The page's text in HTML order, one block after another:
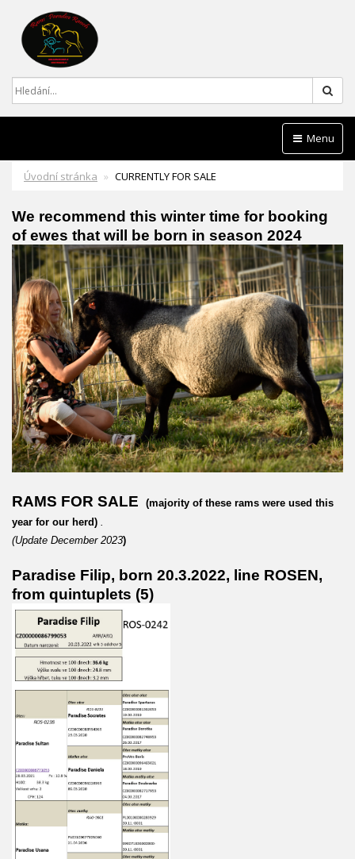
Menu
Úvodní stránka CURRENTLY FOR SALE
We recommend this winter time for booking
of ewes that will be born in season 2024
RAMS FOR SALE (majority of these rams were used this
year for our herd) .
(Update December 2023)
Paradise Filip, born 20.3.2022, line ROSEN,
from quintuplets (5)